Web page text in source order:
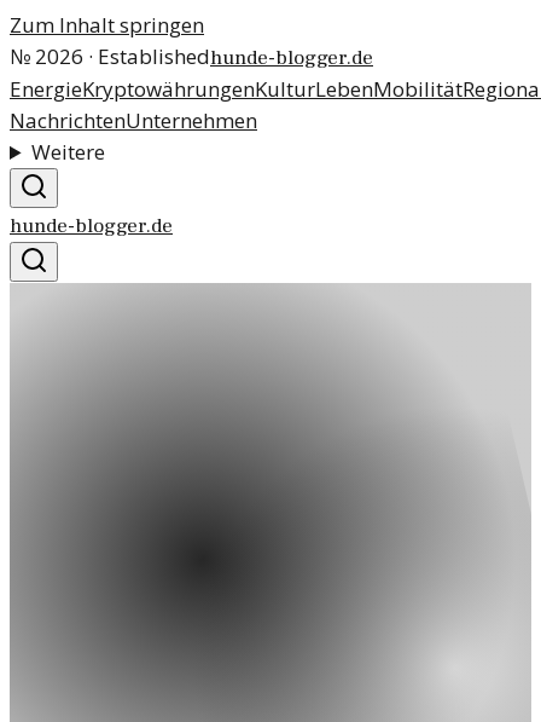
Zum Inhalt springen
№ 2026 · Establishedhunde-blogger.de
EnergieKryptowährungenKulturLebenMobilität
NachrichtenUnternehmen
Weitere
hunde-blogger.de